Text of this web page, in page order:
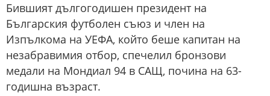
Бившият дългогодишен президент на
Българския футболен съюз и член на
Изпълкома на УЕФА, който беше капитан на
незабравимия отбор, спечелил бронзови
медали на Мондиал 94 в САЩ, почина на 63-
годишна възраст.